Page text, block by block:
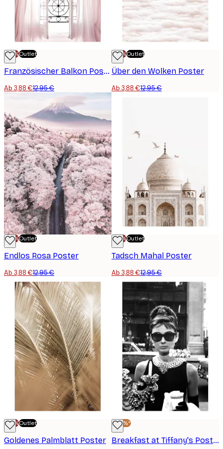
-70%Outlet
Französischer Balkon Poster
Ab 3,88 €12,95 €
-70%Outlet
Über den Wolken Poster
Ab 3,88 €12,95 €
-70%Outlet
Endlos Rosa Poster
Ab 3,88 €12,95 €
-70%Outlet
Tadsch Mahal Poster
Ab 3,88 €12,95 €
-70%Outlet
Goldenes Palmblatt Poster
-40%*
Breakfast at Tiffany's Poster